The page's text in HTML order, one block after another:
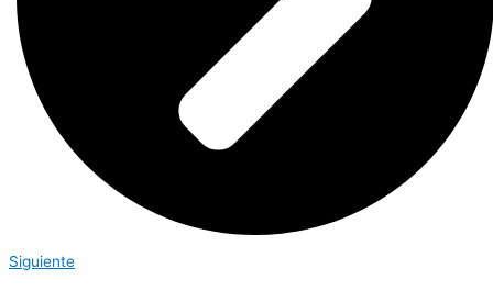
Siguiente